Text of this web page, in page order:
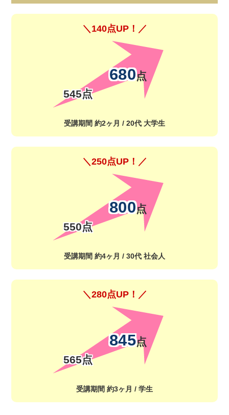
＼140点UP！／
545点
680点
受講期間 約2ヶ月 / 20代 大学生
＼250点UP！／
550点
800点
受講期間 約4ヶ月 / 30代 社会人
＼280点UP！／
565点
845点
受講期間 約3ヶ月 / 学生